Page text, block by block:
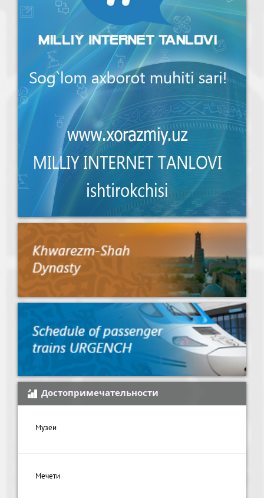
Достопримечательности
Музеи
Мечети